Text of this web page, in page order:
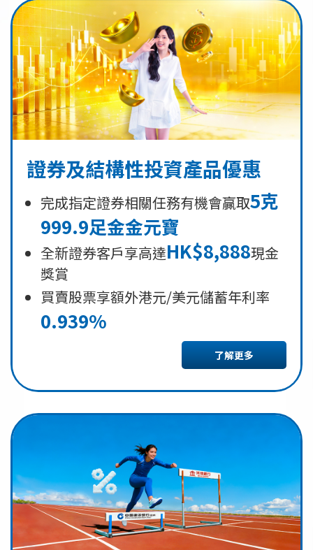
證券及結構性投資產品優惠
完成指定證券相關任務有機會贏取5克
999.9足金金元寶
全新證券客戶享高達HK$8,888現金
獎賞
買賣股票享額外港元/美元儲蓄年利率
0.939%
了解更多